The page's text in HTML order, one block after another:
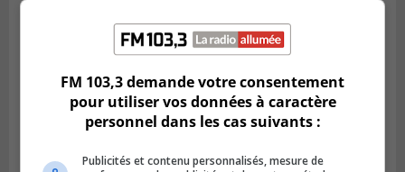
Le Festival Kaput propose des activités
récupératrices
FM 103,3 demande votre consentement
pour utiliser vos données à caractère
personnel dans les cas suivants :
Publicités et contenu personnalisés, mesure de